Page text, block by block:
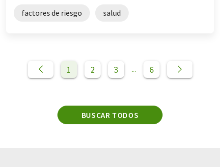
factores de riesgo salud
1 2 3 ... 6
BUSCAR TODOS